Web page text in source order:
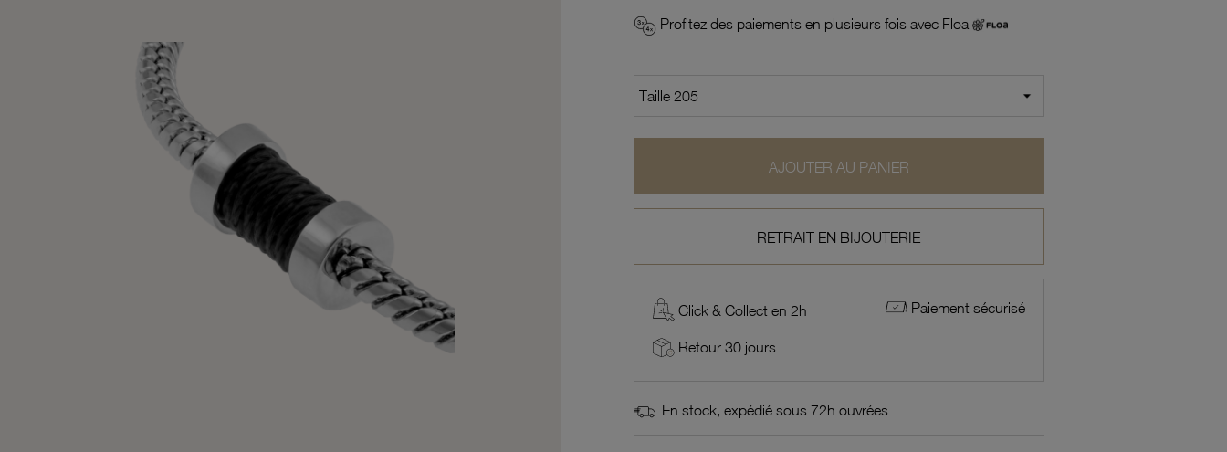
Profitez des paiements en plusieurs fois avec Floa
AJOUTER AU PANIER
RETRAIT EN BIJOUTERIE
Click & Collect en 2h Paiement sécurisé
Retour 30 jours
En stock, expédié sous 72h ouvrées